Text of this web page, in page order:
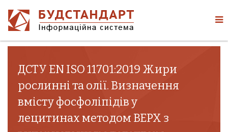
ДСТУ EN ISO 11701:2019 Жири
рослинні та олії. Визначення
вмісту фосфоліпідів у
лецитинах методом ВЕРХ з